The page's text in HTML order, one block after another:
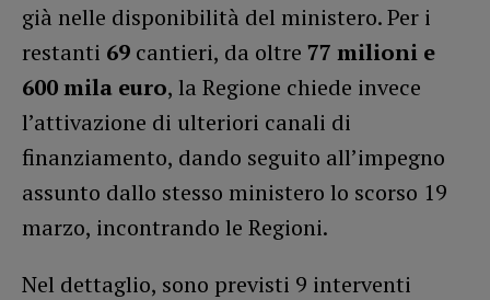
già nelle disponibilità del ministero. Per i
restanti 69 cantieri, da oltre 77 milioni e
600 mila euro, la Regione chiede invece
l’attivazione di ulteriori canali di
finanziamento, dando seguito all’impegno
assunto dallo stesso ministero lo scorso 19
marzo, incontrando le Regioni.
Nel dettaglio, sono previsti 9 interventi